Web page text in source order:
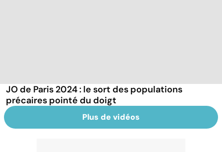
JO de Paris 2024 : le sort des populations
précaires pointé du doigt
Plus de vidéos